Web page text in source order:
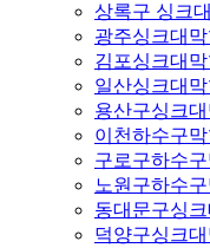
상록구 싱크
광주싱크대
김포싱크대
일산싱크대
용산구싱크
이천하수구
구로구하수
노원구하수
동대문구싱
덕양구싱크